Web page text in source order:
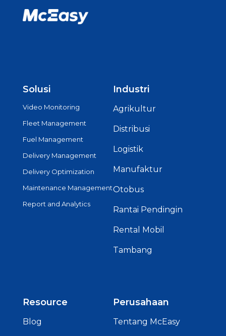
Solusi
Video Monitoring
Fleet Management
Fuel Management
Delivery Management
Delivery Optimization
Maintenance Management
Report and Analytics
Industri
Agrikultur
Distribusi
Logistik
Manufaktur
Otobus
Rantai Pendingin
Rental Mobil
Tambang
Resource
Blog
Perusahaan
Tentang McEasy